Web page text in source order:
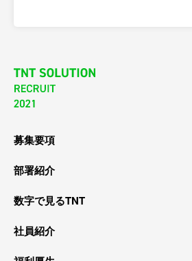
募集要項
部署紹介
数字で見るTNT
社員紹介